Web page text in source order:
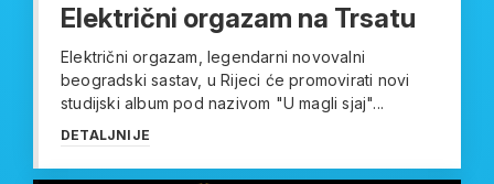
Električni orgazam na Trsatu
Električni orgazam, legendarni novovalni
beogradski sastav, u Rijeci će promovirati novi
studijski album pod nazivom "U magli sjaj"...
DETALJNIJE